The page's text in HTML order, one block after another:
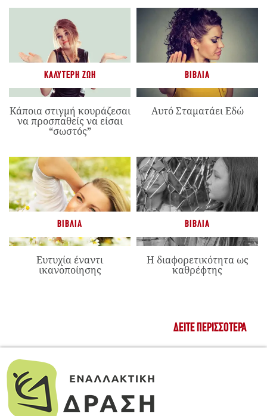
ΚΑΛΎΤΕΡΗ ΖΩΉ
Κάποια στιγμή κουράζεσαι
να προσπαθείς να είσαι
“σωστός”
ΒΙΒΛΊΑ
Αυτό Σταματάει Εδώ
ΒΙΒΛΊΑ
Ευτυχία έναντι
ικανοποίησης
ΒΙΒΛΊΑ
Η διαφορετικότητα ως
καθρέφτης
ΔΕΊΤΕ ΠΕΡΙΣΣΌΤΕΡΑ